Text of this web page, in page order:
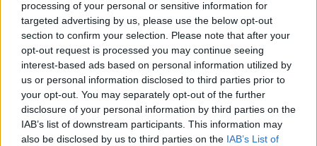
processing of your personal or sensitive information for
targeted advertising by us, please use the below opt-out
section to confirm your selection. Please note that after your
opt-out request is processed you may continue seeing
interest-based ads based on personal information utilized by
us or personal information disclosed to third parties prior to
your opt-out. You may separately opt-out of the further
disclosure of your personal information by third parties on the
IAB’s list of downstream participants. This information may
also be disclosed by us to third parties on the IAB’s List of
alaposság, a türelem. A türelem különösképp, mivel
- főleg…